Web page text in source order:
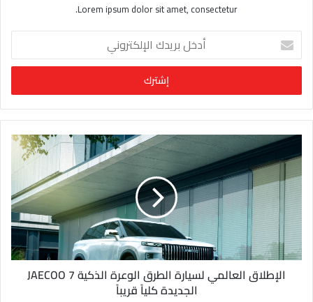
Lorem ipsum dolor sit amet, consectetur.
خ
ب
ر
ي
د
ك
ت
ر
الإطلاق العالمي لسيارة الطرق الوعرة الذكية JAECOO 7
الجديدة كلياً قريباً